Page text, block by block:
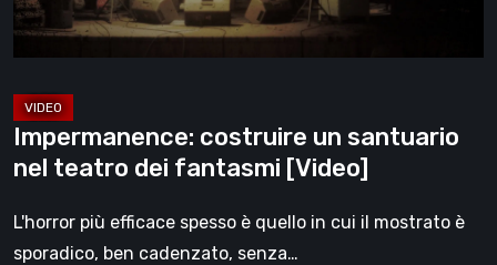
fantasmi
[Video]
Impermanence: costruire un santuario
nel teatro dei fantasmi [Video]
L'horror più efficace spesso è quello in cui il mostrato è
sporadico, ben cadenzato, senza…